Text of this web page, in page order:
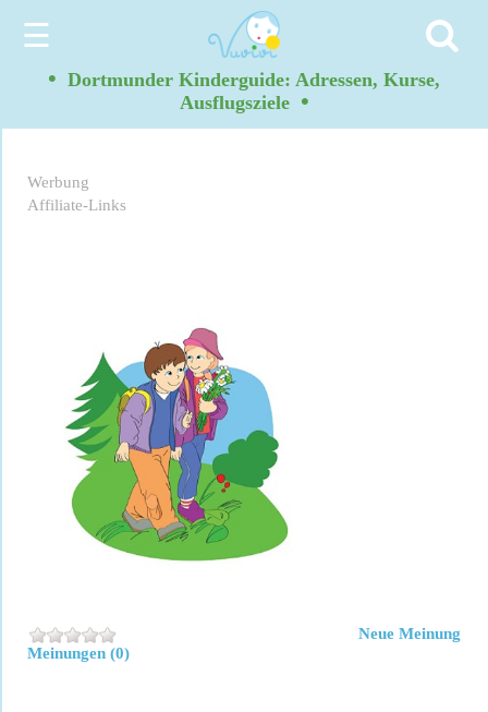
☰
• Dortmunder Kinderguide: Adressen, Kurse,
Ausflugsziele •
Werbung
Affiliate-Links
Meinungen (0)
Neue Meinung